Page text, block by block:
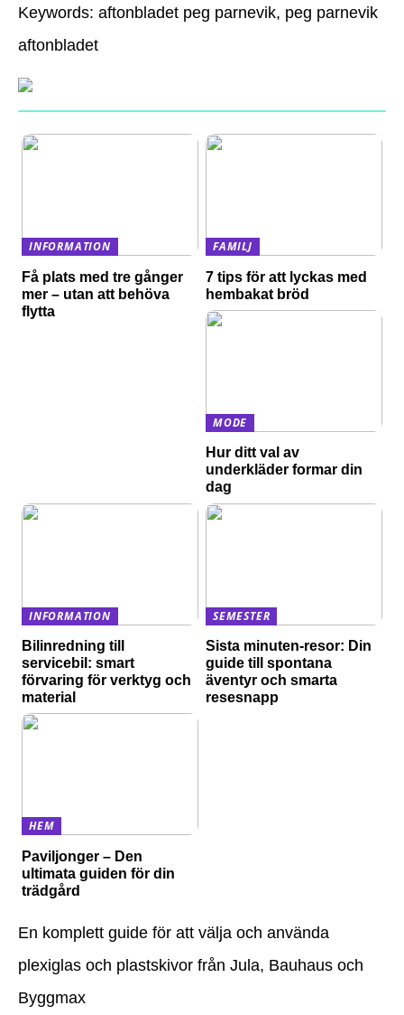
Keywords: aftonbladet peg parnevik, peg parnevik
aftonbladet
INFORMATION
Få plats med tre gånger
mer – utan att behöva
flytta
FAMILJ
7 tips för att lyckas med
hembakat bröd
MODE
Hur ditt val av
underkläder formar din
dag
INFORMATION
Bilinredning till
servicebil: smart
förvaring för verktyg och
material
SEMESTER
Sista minuten-resor: Din
guide till spontana
äventyr och smarta
resesnapp
HEM
Paviljonger – Den
ultimata guiden för din
trädgård
En komplett guide för att välja och använda
plexiglas och plastskivor från Jula, Bauhaus och
Byggmax